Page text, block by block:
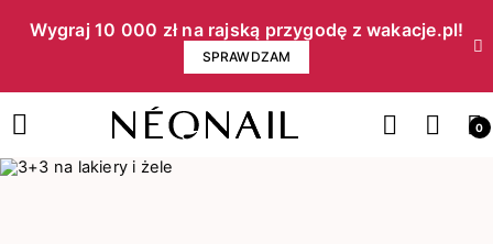
Wygraj 10 000 zł na rajską przygodę z wakacje.pl!​
SPRAWDZAM
0